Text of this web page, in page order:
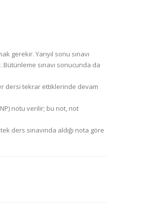
gerekir. Yarıyıl sonu sınavı
sınavı sonucunda da
dersi tekrar ettiklerinde devam
notu verilir; bu not, not
ders sınavında aldığı nota göre